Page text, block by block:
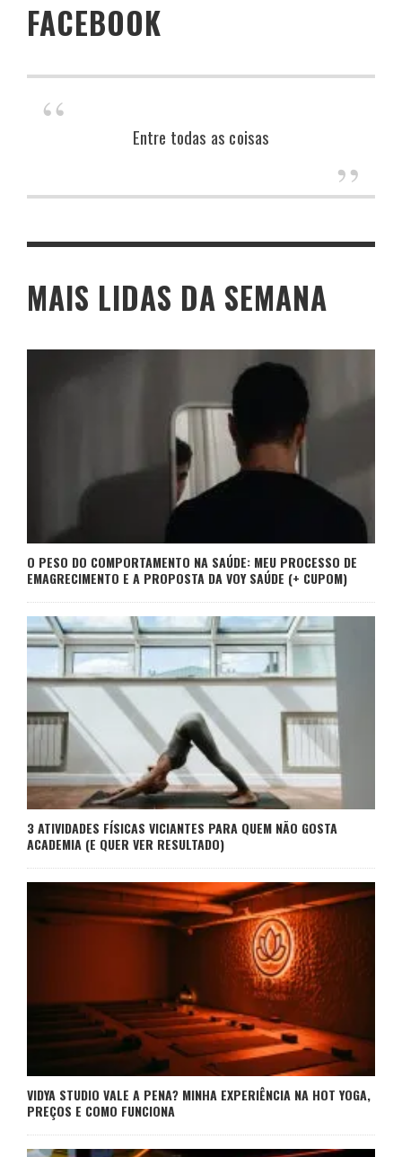
FACEBOOK
Entre todas as coisas
MAIS LIDAS DA SEMANA
O PESO DO COMPORTAMENTO NA SAÚDE: MEU PROCESSO DE
EMAGRECIMENTO E A PROPOSTA DA VOY SAÚDE (+ CUPOM)
3 ATIVIDADES FÍSICAS VICIANTES PARA QUEM NÃO GOSTA
ACADEMIA (E QUER VER RESULTADO)
VIDYA STUDIO VALE A PENA? MINHA EXPERIÊNCIA NA HOT YOGA,
PREÇOS E COMO FUNCIONA